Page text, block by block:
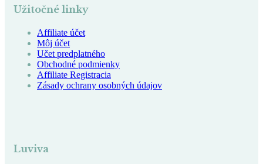
Užitočné linky
Affiliate účet
Môj účet
Učet predplatného
Obchodné podmienky
Affiliate Registracia
Zásady ochrany osobných údajov
Luviva